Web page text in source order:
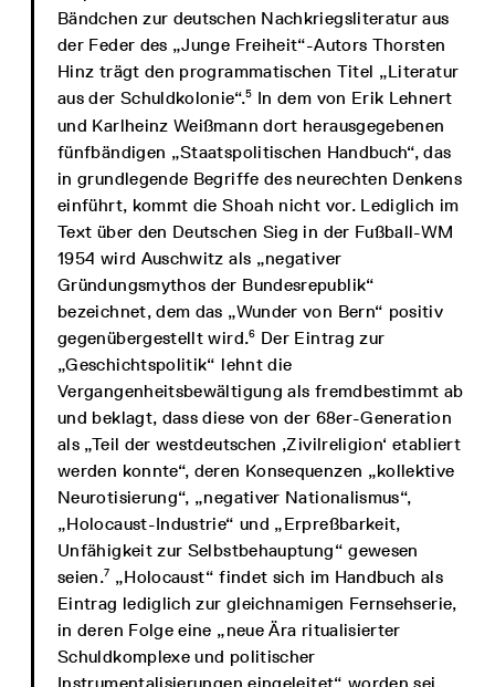
Bändchen zur deutschen Nachkriegsliteratur aus
der Feder des „Junge Freiheit“-Autors Thorsten
Hinz trägt den programmatischen Titel „Literatur
aus der Schuldkolonie“.5 In dem von Erik Lehnert
und Karlheinz Weißmann dort herausgegebenen
fünfbändigen „Staatspolitischen Handbuch“, das
in grundlegende Begriffe des neurechten Denkens
einführt, kommt die Shoah nicht vor. Lediglich im
Text über den Deutschen Sieg in der Fußball-WM
1954 wird Auschwitz als „negativer
Gründungsmythos der Bundesrepublik“
bezeichnet, dem das „Wunder von Bern“ positiv
gegenübergestellt wird.6 Der Eintrag zur
„Geschichtspolitik“ lehnt die
Vergangenheitsbewältigung als fremdbestimmt ab
und beklagt, dass diese von der 68er-Generation
als „Teil der westdeutschen ‚Zivilreligion‘ etabliert
werden konnte“, deren Konsequenzen „kollektive
Neurotisierung“, „negativer Nationalismus“,
„Holocaust-Industrie“ und „Erpreßbarkeit,
Unfähigkeit zur Selbstbehauptung“ gewesen
seien.7 „Holocaust“ findet sich im Handbuch als
Eintrag lediglich zur gleichnamigen Fernsehserie,
in deren Folge eine „neue Ära ritualisierter
Schuldkomplexe und politischer